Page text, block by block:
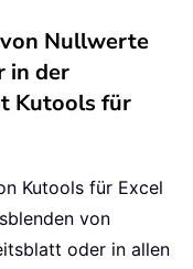
Nullwerte
in der
Kutools für
Kutools für Excel
von
oder in allen